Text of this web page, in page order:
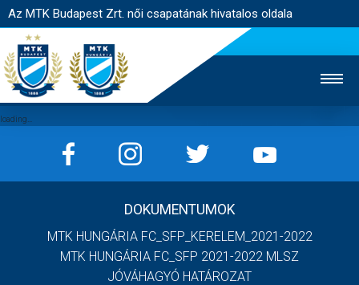
Az MTK Budapest Zrt. női csapatának hivatalos oldala
JEGYÉRTÉKESÍTÉS
WEBSHOP
EGYESÜLET
KAPCSOLAT
DOKUMENTUMOK
MTK HUNGÁRIA FC_SFP_KERELEM_2021-2022
MTK HUNGÁRIA FC_SFP 2021-2022 MLSZ
JÓVÁHAGYÓ HATÁROZAT